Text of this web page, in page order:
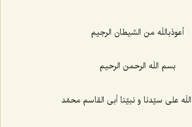
أعوذباللَه من الشيطان الرجيم‌
بسم اللَه الرحمن الرحيم‌
على سيّدنا و نبيّنا أبى القاسم محمّد